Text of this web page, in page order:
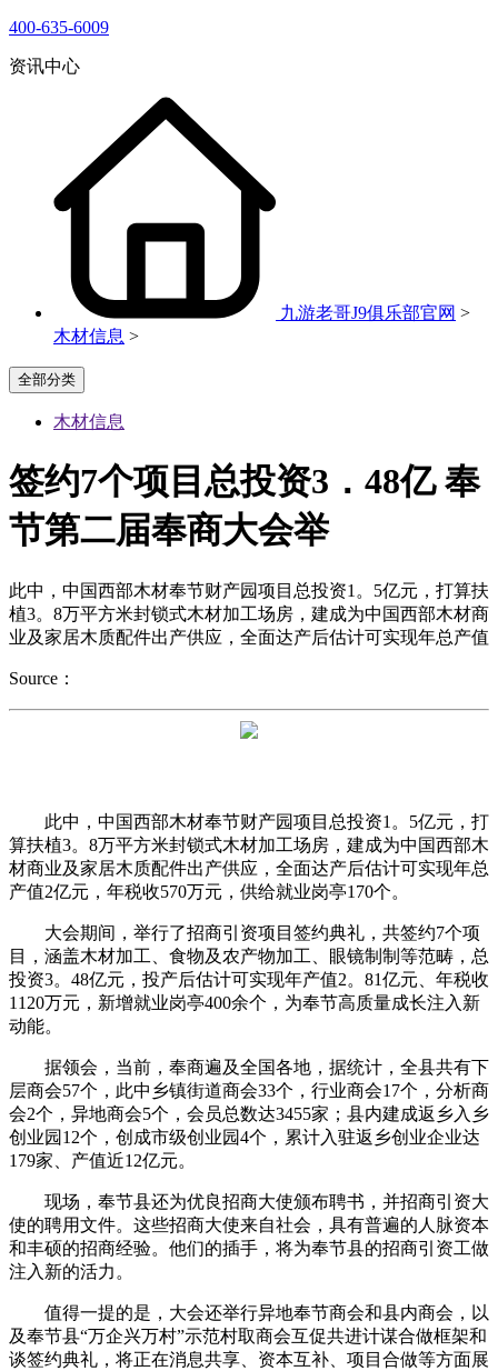
400-635-6009
资讯中心
九游老哥J9俱乐部官网 >
木材信息 >
全部分类
木材信息
签约7个项目总投资3．48亿 奉
节第二届奉商大会举
此中，中国西部木材奉节财产园项目总投资1。5亿元，打算扶
植3。8万平方米封锁式木材加工场房，建成为中国西部木材商
业及家居木质配件出产供应，全面达产后估计可实现年总产值
Source：
此中，中国西部木材奉节财产园项目总投资1。5亿元，打
算扶植3。8万平方米封锁式木材加工场房，建成为中国西部木
材商业及家居木质配件出产供应，全面达产后估计可实现年总
产值2亿元，年税收570万元，供给就业岗亭170个。
大会期间，举行了招商引资项目签约典礼，共签约7个项
目，涵盖木材加工、食物及农产物加工、眼镜制制等范畴，总
投资3。48亿元，投产后估计可实现年产值2。81亿元、年税收
1120万元，新增就业岗亭400余个，为奉节高质量成长注入新
动能。
据领会，当前，奉商遍及全国各地，据统计，全县共有下
层商会57个，此中乡镇街道商会33个，行业商会17个，分析商
会2个，异地商会5个，会员总数达3455家；县内建成返乡入乡
创业园12个，创成市级创业园4个，累计入驻返乡创业企业达
179家、产值近12亿元。
现场，奉节县还为优良招商大使颁布聘书，并招商引资大
使的聘用文件。这些招商大使来自社会，具有普遍的人脉资本
和丰硕的招商经验。他们的插手，将为奉节县的招商引资工做
注入新的活力。
值得一提的是，大会还举行异地奉节商会和县内商会，以
及奉节县“万企兴万村”示范村取商会互促共进计谋合做框架和
谈签约典礼，将正在消息共享、资本互补、项目合做等方面展